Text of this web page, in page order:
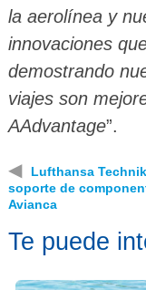
la aerolínea y
innovaciones
demostrando
viajes son
AAdvantage”.
◀
Lufthansa
soporte de
Avianca
Te puede